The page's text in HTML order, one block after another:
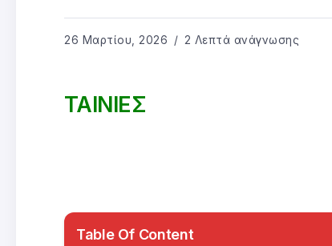
26 Μαρτίου, 2026 2 Λεπτά ανάγνωσης
ΤΑΙΝΙΕΣ
Table Of Content